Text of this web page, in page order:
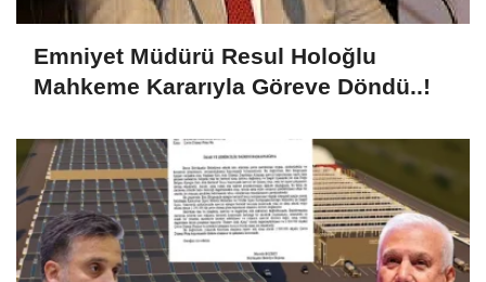
Emniyet Müdürü Resul Holoğlu
Mahkeme Kararıyla Göreve Döndü..!